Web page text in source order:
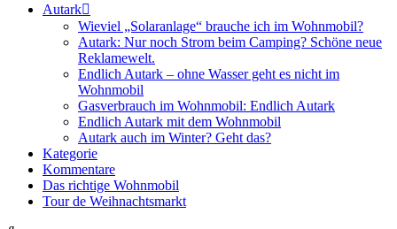
Autark
Wieviel „Solaranlage“ brauche ich im Wohnmobil?
Autark: Nur noch Strom beim Camping? Schöne neue
Reklamewelt.
Endlich Autark – ohne Wasser geht es nicht im
Wohnmobil
Gasverbrauch im Wohnmobil: Endlich Autark
Endlich Autark mit dem Wohnmobil
Autark auch im Winter? Geht das?
Kategorie
Kommentare
Das richtige Wohnmobil
Tour de Weihnachtsmarkt